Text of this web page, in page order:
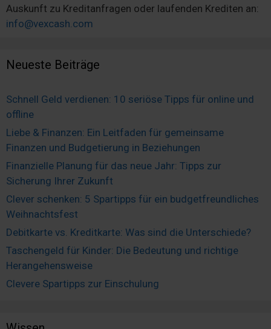
Auskunft zu Kreditanfragen oder laufenden Krediten an:
info@vexcash.com
Neueste Beiträge
Schnell Geld verdienen: 10 seriöse Tipps für online und
offline
Liebe & Finanzen: Ein Leitfaden für gemeinsame
Finanzen und Budgetierung in Beziehungen
Finanzielle Planung für das neue Jahr: Tipps zur
Sicherung Ihrer Zukunft
Clever schenken: 5 Spartipps für ein budgetfreundliches
Weihnachtsfest
Debitkarte vs. Kreditkarte: Was sind die Unterschiede?
Taschengeld für Kinder: Die Bedeutung und richtige
Herangehensweise
Clevere Spartipps zur Einschulung